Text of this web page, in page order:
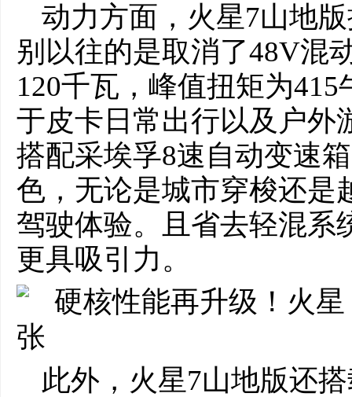
动力方面，火星7山地
别以往的是取消了48V混
120千瓦，峰值扭矩为
于皮卡日常出行以及户外
搭配采埃孚8速自动变速
色，无论是城市穿梭还是
驾驶体验。且省去轻混系
更具吸引力。
此外，火星7山地版还